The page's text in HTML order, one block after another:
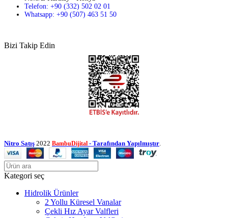
Telefon: +90 (332) 502 02 01
Whatsapp: +90 (507) 463 51 50
Bizi Takip Edin
Nitro Satış 2022 BambuDijital - Tarafından Yapılmıştır.
Kategori seç
Hidrolik Ürünler
2 Yollu Küresel Vanalar
Çekli Hız Ayar Valfleri